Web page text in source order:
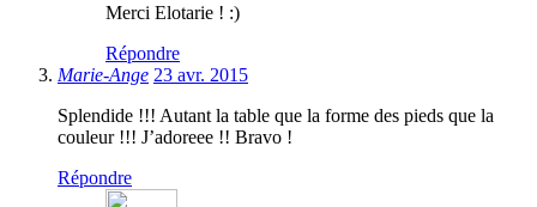
Merci Elotarie ! :)
Répondre
Marie-Ange 23 avr. 2015
Splendide !!! Autant la table que la forme des pieds que la
couleur !!! J’adoreee !! Bravo !
Répondre